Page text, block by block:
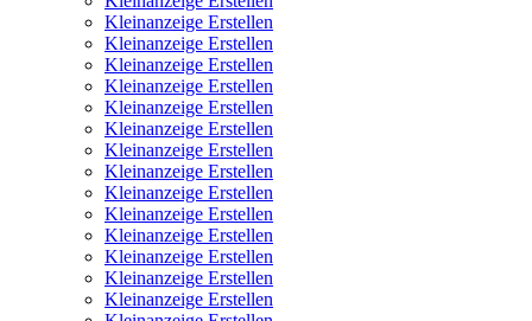
Kleinanzeige Erstellen
Kleinanzeige Erstellen
Kleinanzeige Erstellen
Kleinanzeige Erstellen
Kleinanzeige Erstellen
Kleinanzeige Erstellen
Kleinanzeige Erstellen
Kleinanzeige Erstellen
Kleinanzeige Erstellen
Kleinanzeige Erstellen
Kleinanzeige Erstellen
Kleinanzeige Erstellen
Kleinanzeige Erstellen
Kleinanzeige Erstellen